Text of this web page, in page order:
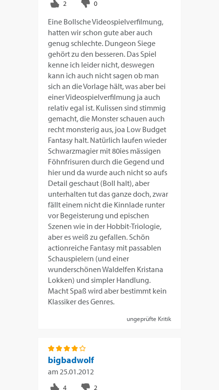
Eine Bollsche Videospielverfilmung,
hatten wir schon gute aber auch
genug schlechte. Dungeon Siege
gehört zu den besseren. Das Spiel
kenne ich leider nicht, deswegen
kann ich auch nicht sagen ob man
sich an die Vorlage hält, was aber bei
einer Videospielverfilmung ja auch
relativ egal ist. Kulissen sind stimmig
gemacht, die Monster schauen auch
recht monsterig aus, joa Low Budget
Fantasy halt. Natürlich laufen wieder
Schwarzmagier mit 80ies mässigen
Föhnfrisuren durch die Gegend und
hier und da wurde auch nicht so aufs
Detail geschaut (Boll halt), aber
unterhalten tut das ganze doch, zwar
fällt einem nicht die Kinnlade runter
vor Begeisterung und epischen
Szenen wie in der Hobbit-Triologie,
aber es weiß zu gefallen. Schön
actionreiche Fantasy mit passablen
Schauspielern (und einer
wunderschönen Waldelfen Kristana
Lokken) und simpler Handlung.
Macht Spaß wird aber bestimmt kein
Klassiker des Genres.
ungeprüfte Kritik
bigbadwolf
am25.01.2012